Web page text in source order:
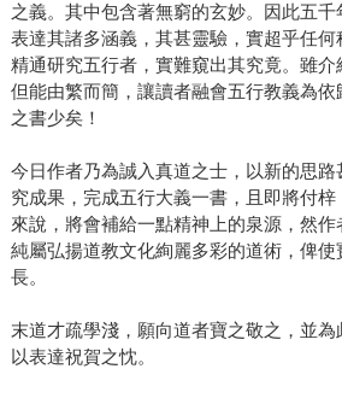
之義。其中包含著無窮的玄妙。因此五
表達其諸多涵義，其甚靈驗，實超乎任
精通研究五行者，實難窺出其究竟。雖介
但能由繁而簡，讓讀者融會五行教義為
之書少矣！
今日作者乃為誠入真道之士，以新的思
究成果，完成五行大義一書，且即將付
來說，將會補給一點精神上的泉源，然作
純屬弘揚道教文化絢麗多彩的道術，俾
長。
末道才疏學淺，願向道者寶之敬之，並為
以表達祝賀之忱。